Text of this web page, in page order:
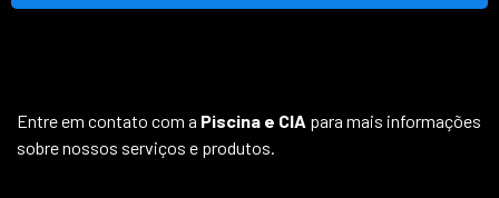
Entre em contato com a Piscina e CIA para mais informações
sobre nossos serviços e produtos.